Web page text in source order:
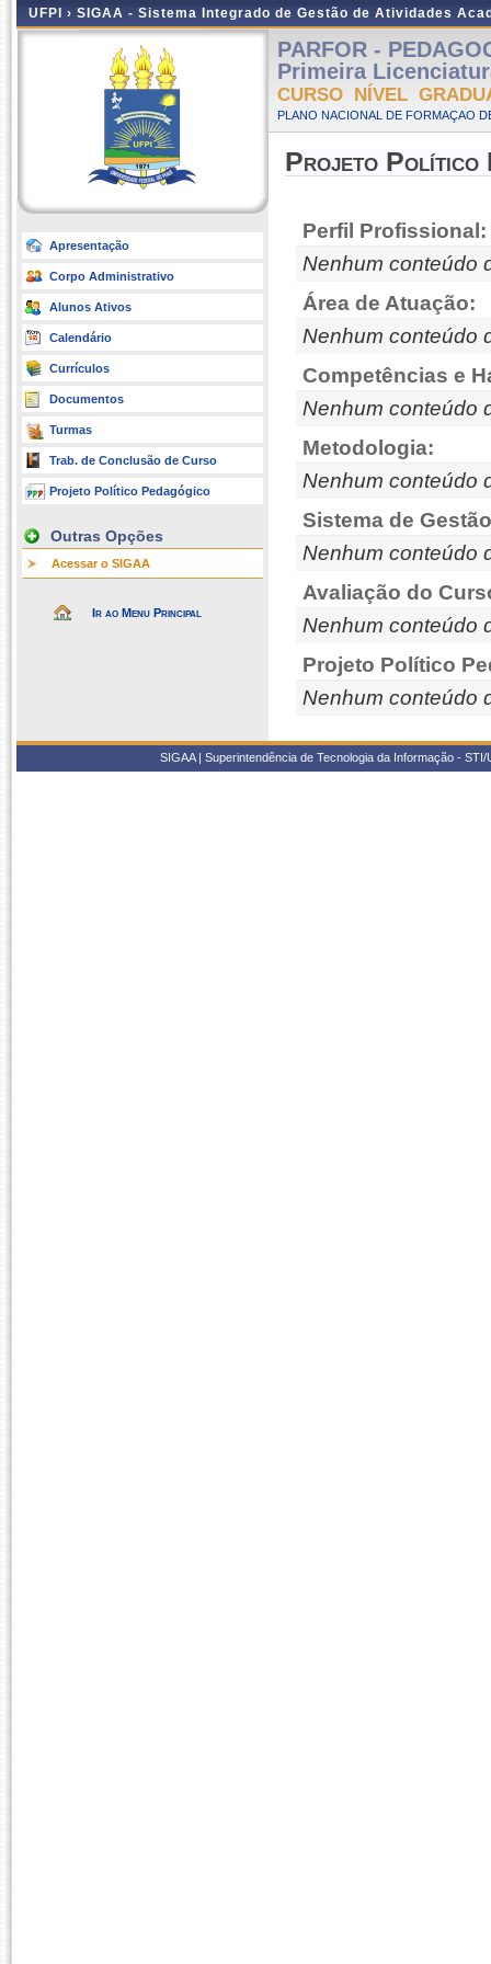
UFPI › SIGAA - Sistema Integrado de Gestão de Atividades
Apresentação
Corpo Administrativo
Alunos Ativos
Calendário
Currículos
Documentos
Turmas
Trab. de Conclusão de Curso
Projeto Político Pedagógico
Outras Opções
Acessar o SIGAA
Ir ao Menu Principal
PARFOR -
Primeira
CURSO NÍVEL
PLANO NACIONAL DE FORMAÇAO
Projeto Político
Perfil Profissional:
Nenhum conteúdo
Área de Atuação:
Nenhum conteúdo
Competências e
Nenhum conteúdo
Metodologia:
Nenhum conteúdo
Sistema de
Nenhum conteúdo
Avaliação do
Nenhum conteúdo
Projeto Político
Nenhum conteúdo
SIGAA | Superintendência de Tecnologia da Informação -